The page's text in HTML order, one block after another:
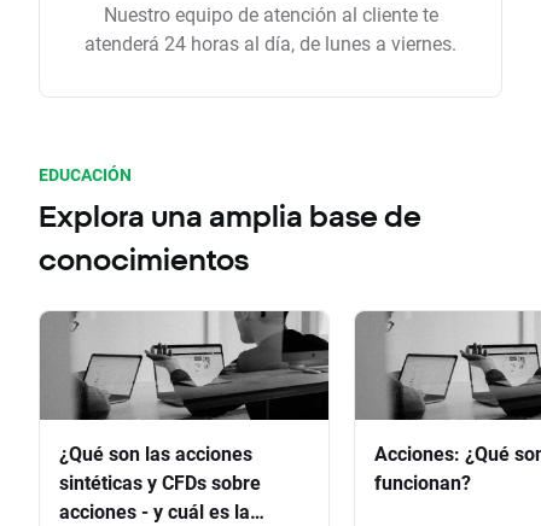
Nuestro equipo de atención al cliente te
atenderá 24 horas al día, de lunes a viernes.
EDUCACIÓN
Explora una amplia base de
conocimientos
¿Qué son las acciones
sintéticas y CFDs sobre
acciones - y cuál es la
Acciones: ¿Qué
funcionan?